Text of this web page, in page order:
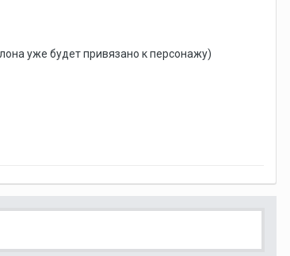
уже будет привязано к персонажу)